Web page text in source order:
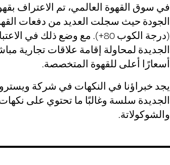
في سوق القهوة العالمي، تم الاعتراف
الجودة حيث سجلت العديد من دفعات
(درجة الكوب 80+). مع وضع ذلك في
الجديدة لمحاولة إقامة علاقات تجارية
أسعارًا أعلى للقهوة المتخصصة.
يجد خبراؤنا في النكهات في شركة
الجديدة سلسة وغالبًا ما تحتوي على
والشوكولاتة.